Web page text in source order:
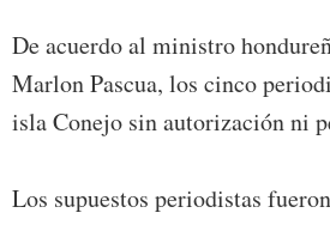
De acuerdo al ministro
Marlon Pascua, los cinco
isla Conejo sin autorización ni
Los supuestos periodistas